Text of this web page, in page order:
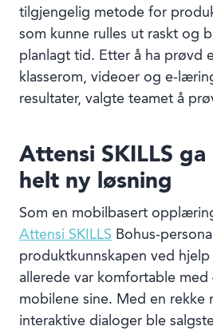
tilgjengelig metode for
som kunne rulles ut raskt og
planlagt tid. Etter å ha prøvd
klasserom, videoer og e-
resultater, valgte teamet å
Attensi SKILLS ga
helt ny løsning
Som en mobilbasert
Attensi SKILLS Bohus-
produktkunnskapen ved
allerede var komfortable med
mobilene sine. Med en rekke
interaktive dialoger ble